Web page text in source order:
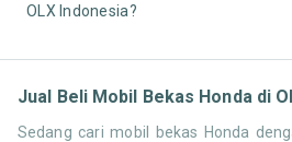
OLX Indonesia?
Jual Beli Mobil Bekas Honda di
Sedang cari mobil bekas Honda